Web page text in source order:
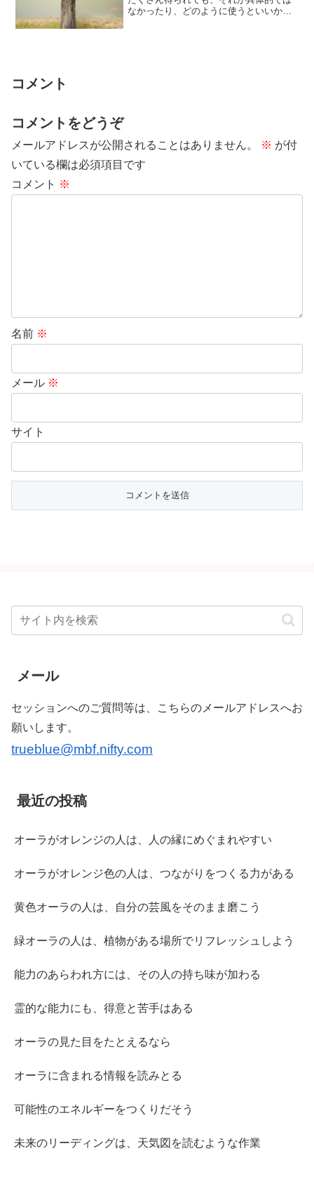
なかったり、どのように使うといいかわ
コメント
コメントをどうぞ
メールアドレスが公開されることはありません。 ※ が付
いている欄は必須項目です
コメント ※
名前 ※
メール ※
サイト
メール
セッションへのご質問等は、こちらのメールアドレスへお
願いします。
trueblue@mbf.nifty.com
最近の投稿
オーラがオレンジの人は、人の縁にめぐまれやすい
オーラがオレンジ色の人は、つながりをつくる力がある
黄色オーラの人は、自分の芸風をそのまま磨こう
緑オーラの人は、植物がある場所でリフレッシュしよう
能力のあらわれ方には、その人の持ち味が加わる
霊的な能力にも、得意と苦手はある
オーラの見た目をたとえるなら
オーラに含まれる情報を読みとる
可能性のエネルギーをつくりだそう
未来のリーディングは、天気図を読むような作業